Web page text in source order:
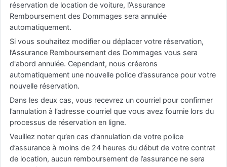
réservation de location de voiture, l’Assurance
Remboursement des Dommages sera annulée
automatiquement.
Si vous souhaitez modifier ou déplacer votre réservation,
l’Assurance Remboursement des Dommages vous sera
d'abord annulée. Cependant, nous créerons
automatiquement une nouvelle police d’assurance pour votre
nouvelle réservation.
Dans les deux cas, vous recevrez un courriel pour confirmer
l’annulation à l’adresse courriel que vous avez fournie lors du
processus de réservation en ligne.
Veuillez noter qu’en cas d’annulation de votre police
d’assurance à moins de 24 heures du début de votre contrat
de location, aucun remboursement de l’assurance ne sera